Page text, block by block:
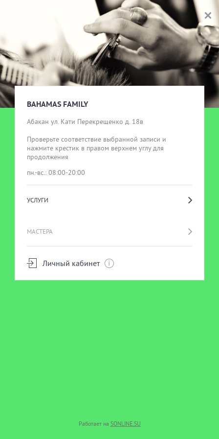
BAHAMAS FAMILY
Абакан ул. Кати Перекрещенко д. 18в
Проверьте соответствие выбранной записи и
нажмите крестик в правом верхнем углу для
продолжения
пн.-вс.: 08:00-20:00
УСЛУГИ
МАСТЕРА
Личный кабинет
Работает на SONLINE.SU
BAHAMAS FAMILY
ВЫБОР УСЛУГИ